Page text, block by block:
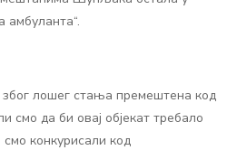
амбуланта“.
због лошег стања премештена код
смо да би овај објекат требало
конкурисали код